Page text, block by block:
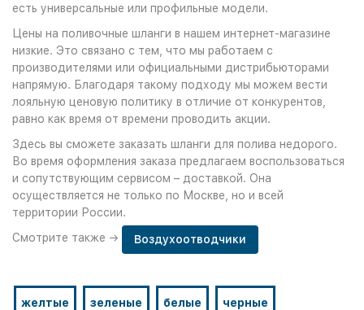
есть универсальные или профильные модели.
Цены на поливочные шланги в нашем интернет-магазине
низкие. Это связано с тем, что мы работаем с
производителями или официальными дистрибьюторами
напрямую. Благодаря такому подходу мы можем вести
лояльную ценовую политику в отличие от конкурентов,
равно как время от времени проводить акции.
Здесь вы сможете заказать шланги для полива недорого.
Во время оформления заказа предлагаем воспользоваться
и сопутствующим сервисом – доставкой. Она
осуществляется не только по Москве, но и всей
территории России.
Смотрите также →
Воздухоотводчики
желтые зеленые белые черные